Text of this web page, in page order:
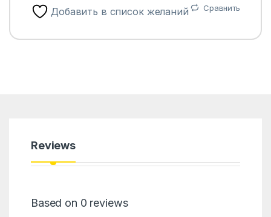
Добавить в список желаний Сравнить
Reviews
Based on 0 reviews